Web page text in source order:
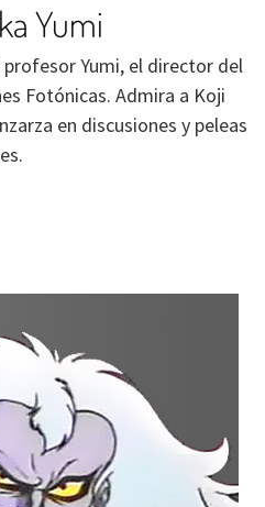
Yumi
Yumi, el director del
Fotónicas. Admira a Koji
en discusiones y peleas